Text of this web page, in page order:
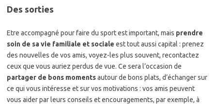
Des sorties
Etre accompagné pour faire du sport est important, mais prendre
soin de sa vie familiale et sociale est tout aussi capital : prenez
des nouvelles de vos amis, voyez-les plus souvent, recontactez
ceux que vous auriez perdus de vue. Ce sera l’occasion de
partager de bons momentsautour de bons plats, d’échanger sur
ce qui vous intéresse et sur vos motivations : vos amis peuvent
vous aider par leurs conseils et encouragements, par exemple, à